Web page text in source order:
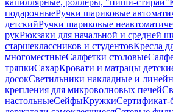
капиллярные, роллеры, "пиши-стирай"
подарочныеРучки шариковые
детскийРучки шариковые
рукРюкзаки для начальной и средней
старшеклассников и студентовКресла
многоместныеСалфетки столовые
тряпкиСахарКровати и матрацы
досокСветильники накладные и
крепления для микроволновых печей
настольныеСейфыКружкиСертификат-